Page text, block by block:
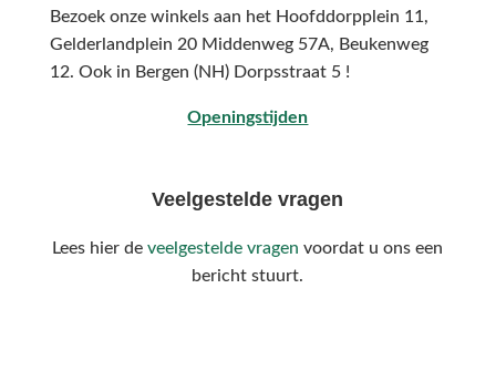
Bezoek onze winkels aan het Hoofddorpplein 11,
Gelderlandplein 20 Middenweg 57A, Beukenweg
12. Ook in Bergen (NH) Dorpsstraat 5 !
Openingstijden
Veelgestelde vragen
Lees hier deveelgestelde vragen voordat u ons een
bericht stuurt.